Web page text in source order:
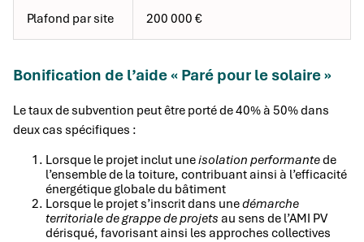
Plafond par site 200 000 €
Bonification de l’aide « Paré pour le solaire »
Le taux de subvention peut être porté de 40% à 50% dans
deux cas spécifiques :
Lorsque le projet inclut uneisolation performantede
l’ensemble de la toiture, contribuant ainsi à l’efficacité
énergétique globale du bâtiment
Lorsque le projet s’inscrit dans unedémarche
territoriale de grappe de projets au sens de l’AMI PV
dérisqué, favorisant ainsi les approches collectives